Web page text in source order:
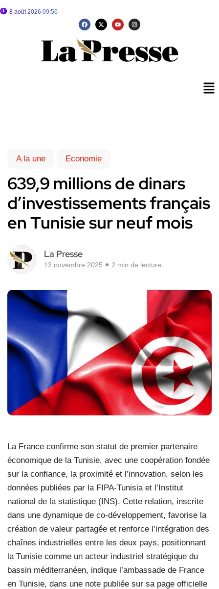
8 août 2026 09:50
A la une Economie
639,9 millions de dinars
d’investissements français
en Tunisie sur neuf mois
La Presse
13 novembre 2025 2 min de lecture
La France confirme son statut de premier partenaire
économique de la Tunisie, avec une coopération fondée
sur la confiance, la proximité et l’innovation, selon les
données publiées par la FIPA-Tunisia et l’Institut
national de la statistique (INS). Cette relation, inscrite
dans une dynamique de co-développement, favorise la
création de valeur partagée et renforce l’intégration des
chaînes industrielles entre les deux pays, positionnant
la Tunisie comme un acteur industriel stratégique du
bassin méditerranéen, indique l’ambassade de France
en Tunisie, dans une note publiée sur sa page officielle